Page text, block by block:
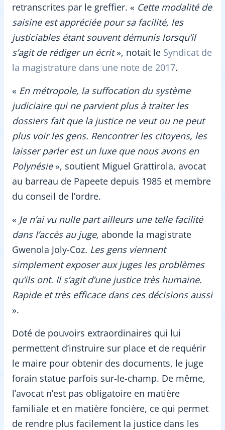
retranscrites par le greffier. « Cette modalité de
saisine est appréciée pour sa facilité, les
justiciables étant souvent démunis lorsqu’il
s’agit de rédiger un écrit», notait le Syndicat de
la magistrature dans une note de 2017.
« En métropole, la suffocation du système
judiciaire qui ne parvient plus à traiter les
dossiers fait que la justice ne veut ou ne peut
plus voir les gens. Rencontrer les citoyens, les
laisser parler est un luxe que nous avons en
Polynésie», soutient Miguel Grattirola, avocat
au barreau de Papeete depuis 1985 et membre
du conseil de l’ordre.
« Je n’ai vu nulle part ailleurs une telle facilité
dans l’accès au juge, abonde la magistrate
Gwenola Joly-Coz. Les gens viennent
simplement exposer aux juges les problèmes
qu’ils ont. Il s’agit d’une justice très humaine.
Rapide et très efficace dans ces décisions aussi
».
Doté de pouvoirs extraordinaires qui lui
permettent d’instruire sur place et de requérir
le maire pour obtenir des documents, le juge
forain statue parfois sur-le-champ. De même,
l’avocat n’est pas obligatoire en matière
familiale et en matière foncière, ce qui permet
de rendre plus facilement la justice dans les